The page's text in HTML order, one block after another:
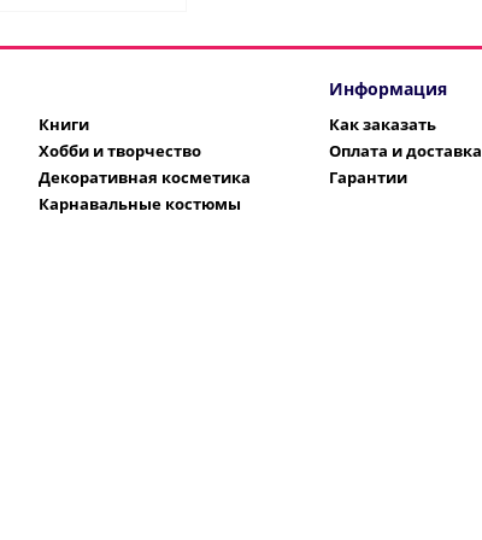
Информация
Книги
Хобби и творчество
Декоративная косметика
Карнавальные костюмы
Как заказать
Оплата и доставка
Гарантии